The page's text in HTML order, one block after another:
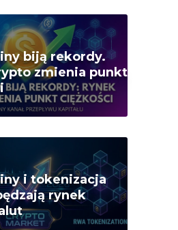
biją rekordy.
zmienia punkt
i tokenizacja
rynek